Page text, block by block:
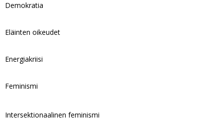
Demokratia
Eläinten oikeudet
Energiakriisi
Feminismi
Intersektionaalinen feminismi